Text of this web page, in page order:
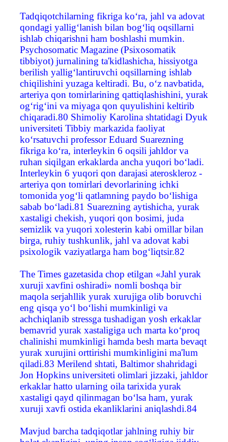
Tadqiqotchilarning fikriga ko‘ra, jahl va adovat
qondagi yallig‘lanish bilan bog‘liq oqsillarni
ishlab chiqarishni ham boshlashi mumkin.
Psychosomatic Magazine (Psixosomatik
tibbiyot) jurnalining ta'kidlashicha, hissiyotga
berilish yallig‘lantiruvchi oqsillarning ishlab
chiqilishini yuzaga keltiradi. Bu, o‘z navbatida,
arteriya qon tomirlarining qattiqlashishini, yurak
og‘rig‘ini va miyaga qon quyulishini keltirib
chiqaradi.80 Shimoliy Karolina shtatidagi Dyuk
universiteti Tibbiy markazida faoliyat
ko‘rsatuvchi professor Eduard Suarezning
fikriga ko‘ra, interleykin 6 oqsili jahldor va
ruhan siqilgan erkaklarda ancha yuqori bo‘ladi.
Interleykin 6 yuqori qon darajasi ateroskleroz -
arteriya qon tomirlari devorlarining ichki
tomonida yog‘li qatlamning paydo bo‘lishiga
sabab bo‘ladi.81 Suarezning aytishicha, yurak
xastaligi chekish, yuqori qon bosimi, juda
semizlik va yuqori xolesterin kabi omillar bilan
birga, ruhiy tushkunlik, jahl va adovat kabi
psixologik vaziyatlarga ham bog‘liqtsir.82
The Times gazetasida chop etilgan «Jahl yurak
xuruji xavfini oshiradi» nomli boshqa bir
maqola serjahllik yurak xurujiga olib boruvchi
eng qisqa yo‘l bo‘lishi mumkinligi va
achchiqlanib stressga tushadigan yosh erkaklar
bemavrid yurak xastaligiga uch marta ko‘proq
chalinishi mumkinligi hamda besh marta bevaqt
yurak xurujini orttirishi mumkinligini ma'lum
qiladi.83 Merilend shtati, Baltimor shahridagi
Jon Hopkins universiteti olimlari jizzaki, jahldor
erkaklar hatto ularning oila tarixida yurak
xastaligi qayd qilinmagan bo‘lsa ham, yurak
xuruji xavfi ostida ekanliklarini aniqlashdi.84
Mavjud barcha tadqiqotlar jahlning ruhiy bir